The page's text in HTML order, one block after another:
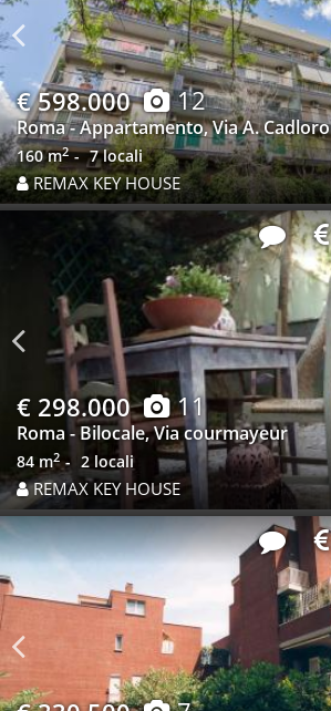
Previous
€ 598.000 12
Roma - Appartamento, Via A. Cadloro
160 m2 7 locali
REMAX KEY HOUSE
Previous
€ 298.000 11
Roma - Bilocale, Via courmayeur
84 m2 2 locali
REMAX KEY HOUSE
Previous